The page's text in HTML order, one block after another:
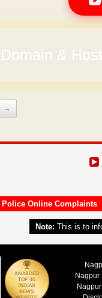
Domain &
→
Police Online Complaints
Note: This is to
Nagpur